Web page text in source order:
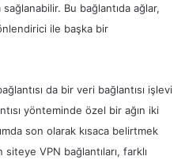
Bu bağlantıda ağlar,
ile başka bir
da bir veri bağlantısı işlevi
yönteminde özel bir ağın iki
son olarak kısaca belirtmek
VPN bağlantıları, farklı